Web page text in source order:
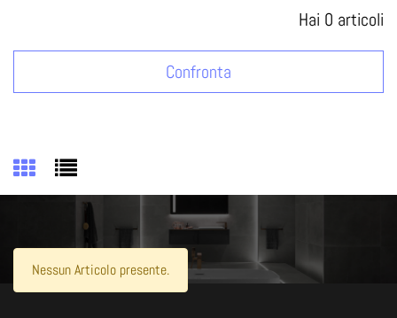
Hai 0 articoli
Confronta
Nessun Articolo presente.